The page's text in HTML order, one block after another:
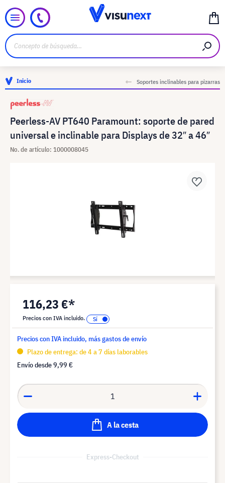
Inicio Soportes inclinables para pizarras
Peerless-AV PT640 Paramount: soporte de pared
universal e inclinable para Displays de 32″ a 46″
No. de artículo: 1000008045
116,23 €*
Precios con IVA incluido.
Precios con IVA incluido, más gastos de envío
Plazo de entrega: de 4 a 7 días laborables
Envío desde9,99 €
A la cesta
Express-Checkout